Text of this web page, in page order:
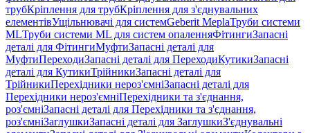
трубКріплення для трубКріплення для з'єднувальних
елементівУщільнювачі для системGeberit MeplaТруби системи
MLТруби системи ML для систем опаленняФітингиЗапасні
деталі для ФітингиМуфтиЗапасні деталі для
МуфтиПереходиЗапасні деталі для ПереходиКутикиЗапасні
деталі для КутикиТрійникиЗапасні деталі для
ТрійникиПерехідники нероз'ємніЗапасні деталі для
Перехідники нероз'ємніПерехідники та з'єднання,
роз'ємніЗапасні деталі для Перехідники та з'єднання,
роз'ємніЗаглушкиЗапасні деталі для ЗаглушкиЗ'єднувальні